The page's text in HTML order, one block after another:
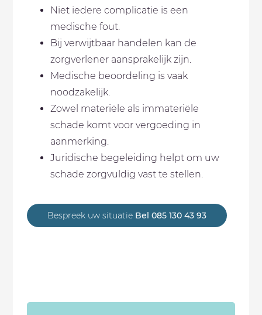
Niet iedere complicatie is een
medische fout.
Bij verwijtbaar handelen kan de
zorgverlener aansprakelijk zijn.
Medische beoordeling is vaak
noodzakelijk.
Zowel materiële als immateriële
schade komt voor vergoeding in
aanmerking.
Juridische begeleiding helpt om uw
schade zorgvuldig vast te stellen.
Bespreek uw situatie Bel 085 130 43 93